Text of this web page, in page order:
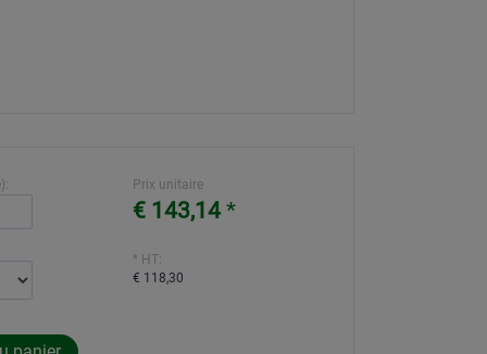
Prix unitaire
€ 143,14*
* HT:
€ 118,30